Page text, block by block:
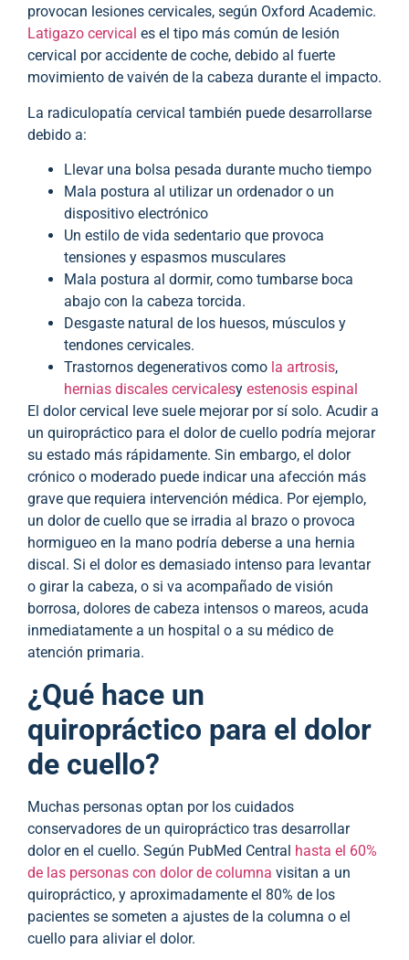
provocan lesiones cervicales, según Oxford Academic.
Latigazo cervical es el tipo más común de lesión
cervical por accidente de coche, debido al fuerte
movimiento de vaivén de la cabeza durante el impacto.
La radiculopatía cervical también puede desarrollarse
debido a:
Llevar una bolsa pesada durante mucho tiempo
Mala postura al utilizar un ordenador o un
dispositivo electrónico
Un estilo de vida sedentario que provoca
tensiones y espasmos musculares
Mala postura al dormir, como tumbarse boca
abajo con la cabeza torcida.
Desgaste natural de los huesos, músculos y
tendones cervicales.
Trastornos degenerativos como la artrosis,
hernias discales cervicalesy estenosis espinal
El dolor cervical leve suele mejorar por sí solo. Acudir a
un quiropráctico para el dolor de cuello podría mejorar
su estado más rápidamente. Sin embargo, el dolor
crónico o moderado puede indicar una afección más
grave que requiera intervención médica. Por ejemplo,
un dolor de cuello que se irradia al brazo o provoca
hormigueo en la mano podría deberse a una hernia
discal. Si el dolor es demasiado intenso para levantar
o girar la cabeza, o si va acompañado de visión
borrosa, dolores de cabeza intensos o mareos, acuda
inmediatamente a un hospital o a su médico de
atención primaria.
¿Qué hace un
quiropráctico para el dolor
de cuello?
Muchas personas optan por los cuidados
conservadores de un quiropráctico tras desarrollar
dolor en el cuello. Según PubMed Central hasta el 60%
de las personas con dolor de columna visitan a un
quiropráctico, y aproximadamente el 80% de los
pacientes se someten a ajustes de la columna o el
cuello para aliviar el dolor.